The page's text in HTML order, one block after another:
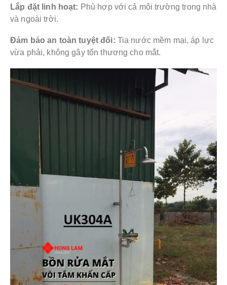
Lắp đặt linh hoạt: Phù hợp với cả môi trường trong nhà
và ngoài trời.
Đảm bảo an toàn tuyệt đối: Tia nước mềm mại, áp lực
vừa phải, không gây tổn thương cho mắt.